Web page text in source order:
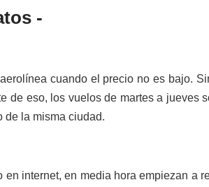
-
cuando el precio no es bajo.
de eso, los vuelos de martes a
de la misma ciudad.
internet, en media hora empiezan